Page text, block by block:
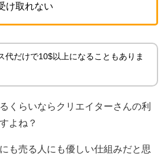
け取れない
代だけで10$以上になることもありま
くらいならクリエイターさんの利
よね？
も売る人にも優しい仕組みだと思